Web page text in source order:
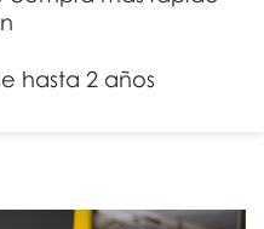
hasta 2 años